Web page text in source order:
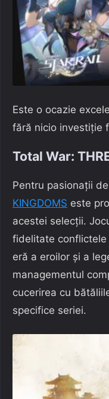
Este o ocazie
fără nicio investiție
Total War:
Pentru pasionații
KINGDOMS este
acestei selecții.
fidelitate
eră a eroilor și a
managementul
cucerirea cu
specifice seriei.